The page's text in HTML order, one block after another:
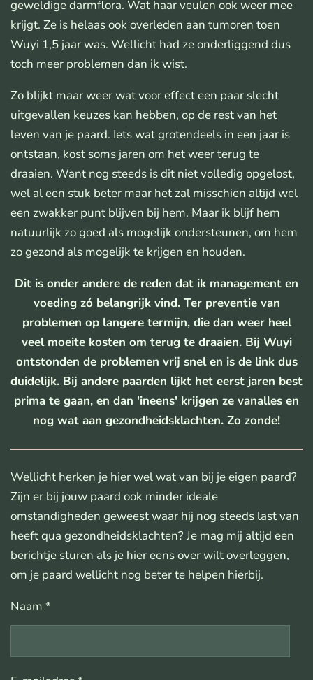
geweldige darmflora. Wat haar veulen ook weer mee
krijgt. Ze is helaas ook overleden aan tumoren toen
Wuyi 1,5 jaar was. Wellicht had ze onderliggend dus
toch meer problemen dan ik wist.
Zo blijkt maar weer wat voor effect een paar slecht
uitgevallen keuzes kan hebben, op de rest van het
leven van je paard. Iets wat grotendeels in een jaar is
ontstaan, kost soms jaren om het weer terug te
draaien. Want nog steeds is dit niet volledig opgelost,
wel al een stuk beter maar het zal misschien altijd wel
een zwakker punt blijven bij hem. Maar ik blijf hem
natuurlijk zo goed als mogelijk ondersteunen, om hem
zo gezond als mogelijk te krijgen en houden.
Dit is onder andere de reden dat ik management en
voeding zó belangrijk vind. Ter preventie van
problemen op langere termijn, die dan weer heel
veel moeite kosten om terug te draaien. Bij Wuyi
ontstonden de problemen vrij snel en is de link dus
duidelijk. Bij andere paarden lijkt het eerst jaren best
prima te gaan, en dan 'ineens' krijgen ze vanalles en
nog wat aan gezondheidsklachten. Zo zonde!
Wellicht herken je hier wel wat van bij je eigen paard?
Zijn er bij jouw paard ook minder ideale
omstandigheden geweest waar hij nog steeds last van
heeft qua gezondheidsklachten? Je mag mij altijd een
berichtje sturen als je hier eens over wilt overleggen,
om je paard wellicht nog beter te helpen hierbij.
Naam *